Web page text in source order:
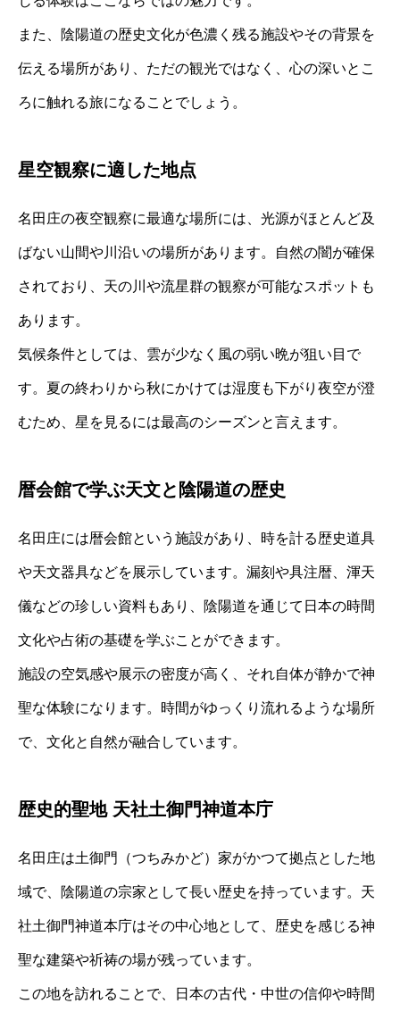
また、陰陽道の歴史文化が色濃く残る施設やその背景を
伝える場所があり、ただの観光ではなく、心の深いとこ
ろに触れる旅になることでしょう。
星空観察に適した地点
名田庄の夜空観察に最適な場所には、光源がほとんど及
ばない山間や川沿いの場所があります。自然の闇が確保
されており、天の川や流星群の観察が可能なスポットも
あります。
気候条件としては、雲が少なく風の弱い晩が狙い目で
す。夏の終わりから秋にかけては湿度も下がり夜空が澄
むため、星を見るには最高のシーズンと言えます。
暦会館で学ぶ天文と陰陽道の歴史
名田庄には暦会館という施設があり、時を計る歴史道具
や天文器具などを展示しています。漏刻や具注暦、渾天
儀などの珍しい資料もあり、陰陽道を通じて日本の時間
文化や占術の基礎を学ぶことができます。
施設の空気感や展示の密度が高く、それ自体が静かで神
聖な体験になります。時間がゆっくり流れるような場所
で、文化と自然が融合しています。
歴史的聖地 天社土御門神道本庁
名田庄は土御門（つちみかど）家がかつて拠点とした地
域で、陰陽道の宗家として長い歴史を持っています。天
社土御門神道本庁はその中心地として、歴史を感じる神
聖な建築や祈祷の場が残っています。
この地を訪れることで、日本の古代・中世の信仰や時間